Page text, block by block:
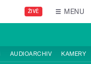
ŽIVĚ MENU
AUDIOARCHIV KAMERY